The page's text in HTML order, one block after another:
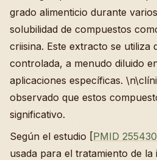
grado alimenticio durante
solubilidad de compuestos
criisina. Este extracto se utiliza
controlada, a menudo diluido
aplicaciones específicas.
observado que estos
significativo.
Según el estudio [PMID
usada para el tratamiento de